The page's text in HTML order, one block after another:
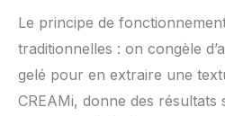
Le principe de
traditionnelles : on congèle
gelé pour en extraire une
CREAMi, donne des